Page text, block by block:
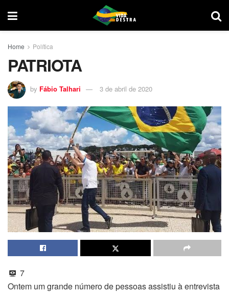
Home Política
PATRIOTA
by Fábio Talhari 3 de abril de 2020
7
Ontem um grande número de pessoas assistiu à entrevista